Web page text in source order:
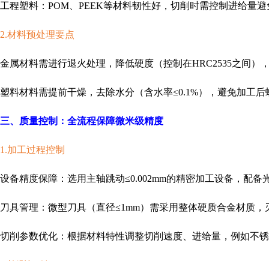
工程塑料：POM、PEEK等材料韧性好，切削时需控制进给量
2.材料预处理要点
金属材料需进行退火处理，降低硬度（控制在HRC2535之间）
塑料材料需提前干燥，去除水分（含水率≤0.1%），避免加工
三、质量控制：全流程保障微米级精度
1.加工过程控制
设备精度保障：选用主轴跳动≤0.002mm的精密加工设备，配
刀具管理：微型刀具（直径≤1mm）需采用整体硬质合金材质
切削参数优化：根据材料特性调整切削速度、进给量，例如不